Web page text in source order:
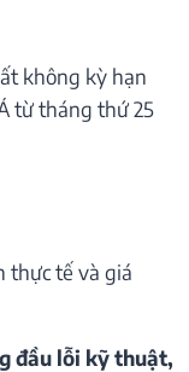
không kỳ hạn
từ tháng thứ 25
thực tế và giá
đầu lỗi kỹ thuật,